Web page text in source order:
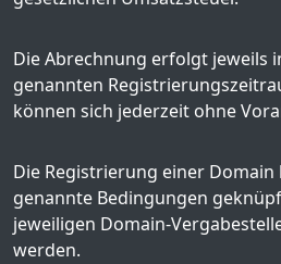
Die Abrechnung erfolgt jeweils
genannten
können sich jederzeit ohne
Die Registrierung einer
genannte Bedingungen
jeweiligen Domain-
werden.